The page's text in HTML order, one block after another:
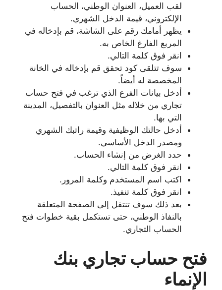
لقب العميل، العنوان الوطني، الحساب
الإلكتروني، قيمة الدخل الشهري.
يظهر أمامك رقم على الشاشة، قم بإدخاله في
المربع الفارغ الخاص به.
انقر فوق كلمة التالي.
سوف تتلقى كود تحقق قم بإدخاله في الخانة
المخصصة له أيضاً.
أدخل بيانات الفرع الذي ترغب في فتح حساب
تجاري من خلاله مثل العنوان بالتفصيل، المدينة
التي بها.
أدخل حالتك الوظيفية وقيمة راتبك الشهري
ومصدر الدخل الأساسي.
حدد الغرض من إنشاء الحساب.
انقر فوق كلمة التالي.
اكتب اسم المستخدم وكلمة المرور.
انقر فوق كلمة تنفيذ.
بعد ذلك سوف تنتقل إلى الصفحة المتعلقة
بالنفاذ الوطني، حتى تستكمل بقية خطوات فتح
الحساب التجاري.
فتح حساب تجاري بنك
الإنماء